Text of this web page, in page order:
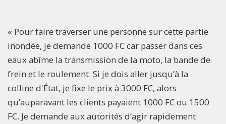
« Pour faire traverser une personne sur cette partie
inondée, je demande 1000 FC car passer dans ces
eaux abîme la transmission de la moto, la bande de
frein et le roulement. Si je dois aller jusqu’à la
colline d'État, je fixe le prix à 3000 FC, alors
qu’auparavant les clients payaient 1000 FC ou 1500
FC. Je demande aux autorités d’agir rapidement